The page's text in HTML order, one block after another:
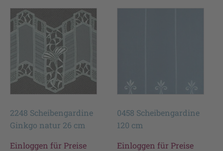
2248 Scheibengardine
Ginkgo natur 26 cm
Einloggen für Preise
0458 Scheibengardine
120 cm
Einloggen für Preise